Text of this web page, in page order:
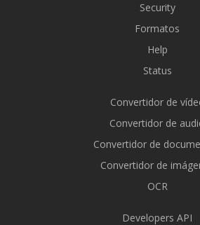
Security
Formatos
Help
Status
Convertidor de
Convertidor de
Convertidor de
Convertidor de
OCR
Developers API